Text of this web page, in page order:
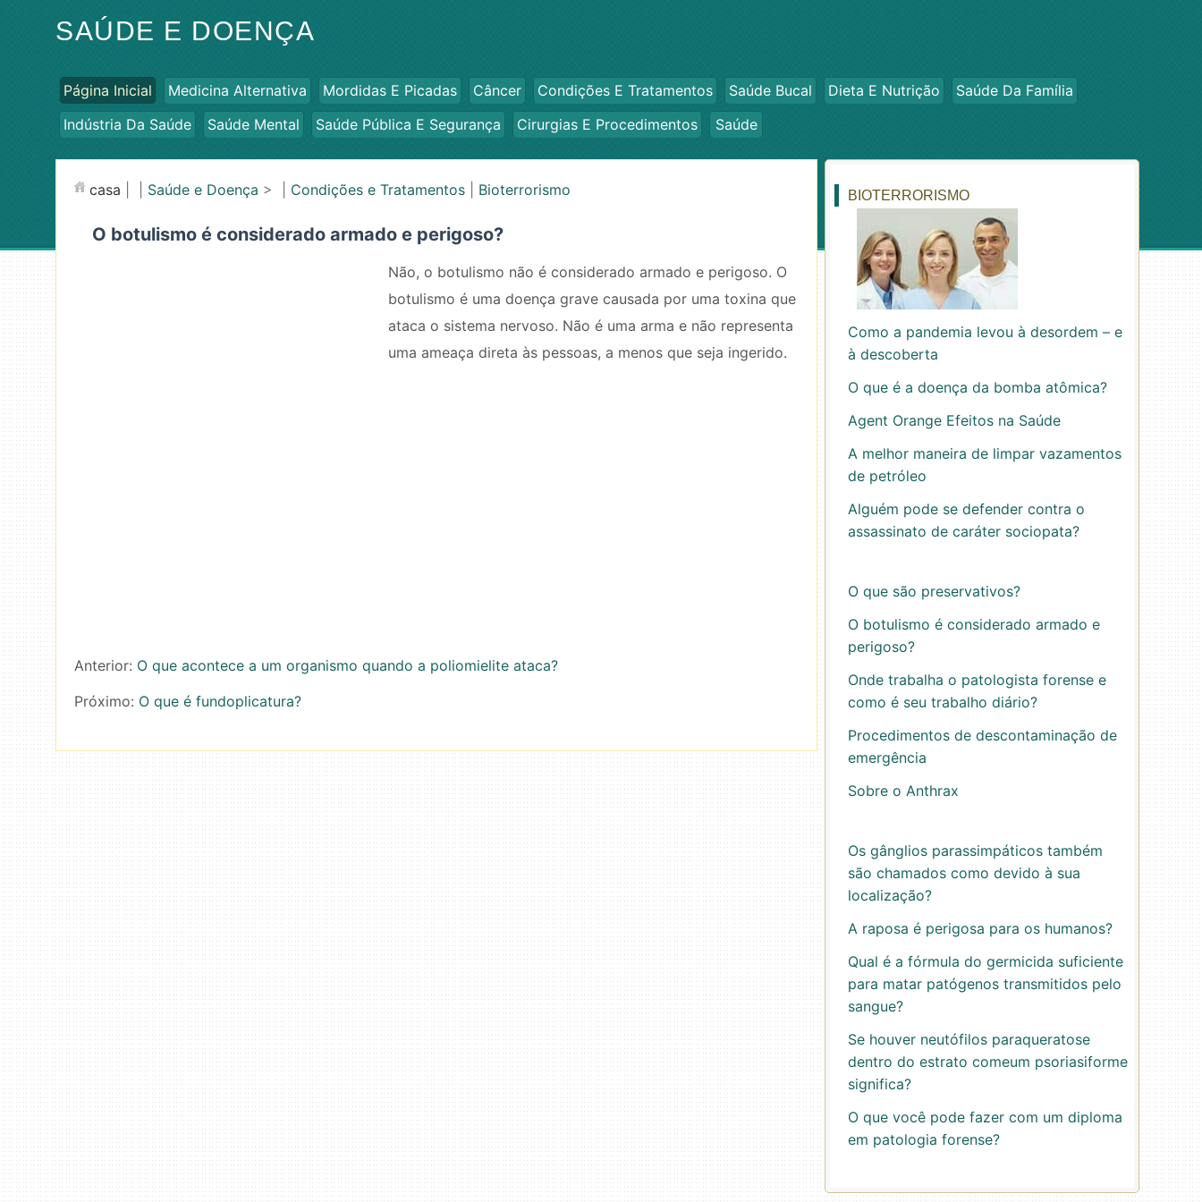
SAÚDE E DOENÇA
Página Inicial Medicina Alternativa Mordidas E Picadas Câncer Condições E Tratamentos Saúde Bucal Dieta E Nutrição
Saúde Da Família
Indústria Da Saúde
Saúde Mental Saúde Pública E Segurança Cirurgias E Procedimentos Saúde
casa Saúde e Doença > | Condições e Tratamentos Bioterrorismo
O botulismo é considerado armado e perigoso?
Não, o botulismo não é considerado armado e perigoso. O
botulismo é uma doença grave causada por uma toxina que
ataca o sistema nervoso. Não é uma arma e não representa
uma ameaça direta às pessoas, a menos que seja ingerido.
Anterior: O que acontece a um organismo quando a poliomielite ataca?
Próximo: O que é fundoplicatura?
BIOTERRORISMO
Como a pandemia levou à desordem – e
à descoberta
O que é a doença da bomba atômica?
Agent Orange Efeitos na Saúde
A melhor maneira de limpar vazamentos
de petróleo
Alguém pode se defender contra o
assassinato de caráter sociopata?
O que são preservativos?
O botulismo é considerado armado e
perigoso?
Onde trabalha o patologista forense e
como é seu trabalho diário?
Procedimentos de descontaminação de
emergência
Sobre o Anthrax
Os gânglios parassimpáticos também
são chamados como devido à sua
localização?
A raposa é perigosa para os humanos?
Qual é a fórmula do germicida suficiente
para matar patógenos transmitidos pelo
sangue?
Se houver neutófilos paraqueratose
dentro do estrato comeum psoriasiforme
significa?
O que você pode fazer com um diploma
em patologia forense?